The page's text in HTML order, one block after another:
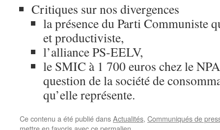
Critiques sur nos divergences
la présence du Parti Communiste
et productiviste,
l’alliance PS-EELV,
le SMIC à 1 700 euros chez le
question de la société de
qu’elle représente.
Ce contenu a été publié dansActualités, Communiqués de